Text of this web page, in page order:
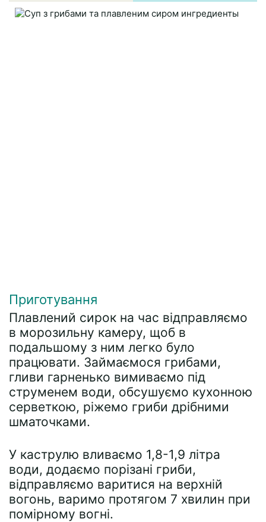
Приготування
Плавлений сирок на час відправляємо
в морозильну камеру, щоб в
подальшому з ним легко було
працювати. Займаємося грибами,
гливи гарненько вимиваємо під
струменем води, обсушуємо кухонною
серветкою, ріжемо гриби дрібними
шматочками.
У каструлю вливаємо 1,8-1,9 літра
води, додаємо порізані гриби,
відправляємо варитися на верхній
вогонь, варимо протягом 7 хвилин при
помірному вогні.